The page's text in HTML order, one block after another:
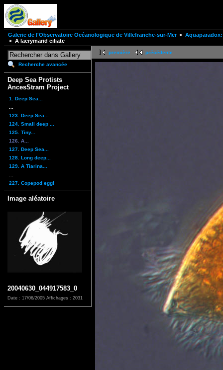
Galerie de l'Observatoire Océanologique de Villefranche-sur-Mer
A lacrymarid ciliate
Recherche avancée
Deep Sea Protists
AncesStram Project
1. Deep Sea...
123. Deep Sea...
124. Small deep ...
125. Tiny...
126. A...
127. Deep Sea...
128. Long deep...
129. A Tiarina...
227. Copepod egg!
Image aléatoire
20040630_044917583_0
Date : 17/06/2005 Affichages : 2031
première précédente